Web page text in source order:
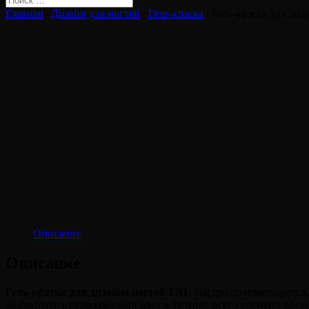
Главная Дизайн для ногтей Гель-краска
Описание